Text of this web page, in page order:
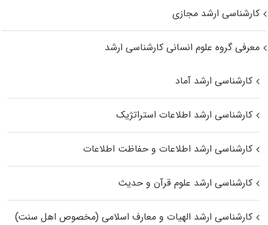
کارشناسی ارشد مجازی
معرفی گروه علوم انسانی کارشناسی ارشد
کارشناسی ارشد آماد
کارشناسی ارشد اطلاعات استراتژیک
کارشناسی ارشد اطلاعات و حفاظت اطلاعات
کارشناسی ارشد علوم قرآن و حدیث
کارشناسی ارشد الهیات و معارف اسلامی (مخصوص اهل سنت)